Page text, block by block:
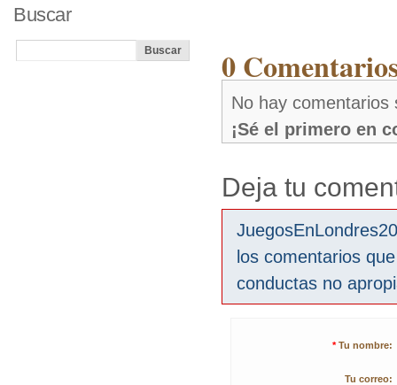
0
No hay comentarios
¡Sé el primero en
Deja tu
los comentarios
conductas no
* Tu nombre:
Tu correo:
Buscar